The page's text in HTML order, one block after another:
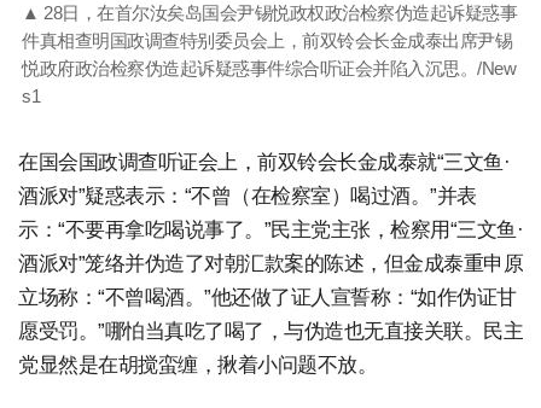
▲ 28日，在首尔汝矣岛国会尹锡悦政权政治检察伪造起诉疑惑事
件真相查明国政调查特别委员会上，前双铃会长金成泰出席尹锡
悦政府政治检察伪造起诉疑惑事件综合听证会并陷入沉思。/New
s1
在国会国政调查听证会上，前双铃会长金成泰就“三文鱼·
酒派对”疑惑表示：“不曾（在检察室）喝过酒。”并表
示：“不要再拿吃喝说事了。”民主党主张，检察用“三文鱼·
酒派对”笼络并伪造了对朝汇款案的陈述，但金成泰重申原
立场称：“不曾喝酒。”他还做了证人宣誓称：“如作伪证甘
愿受罚。”哪怕当真吃了喝了，与伪造也无直接关联。民主
党显然是在胡搅蛮缠，揪着小问题不放。